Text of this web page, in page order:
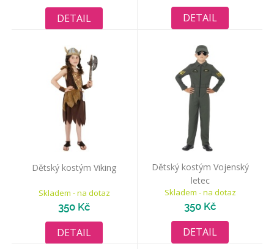
DETAIL DETAIL
Dětský kostým Viking
Skladem - na dotaz
350 Kč
DETAIL
Dětský kostým Vojenský
letec
Skladem - na dotaz
350 Kč
DETAIL